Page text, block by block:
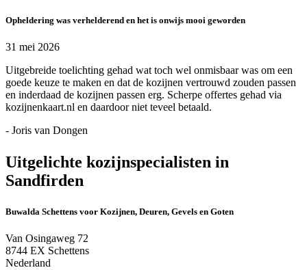
Opheldering was verhelderend en het is onwijs mooi geworden
31 mei 2026
Uitgebreide toelichting gehad wat toch wel onmisbaar was om een
goede keuze te maken en dat de kozijnen vertrouwd zouden passen
en inderdaad de kozijnen passen erg. Scherpe offertes gehad via
kozijnenkaart.nl en daardoor niet teveel betaald.
- Joris van Dongen
Uitgelichte kozijnspecialisten in
Sandfirden
Buwalda Schettens voor Kozijnen, Deuren, Gevels en Goten
Van Osingaweg 72
8744 EX Schettens
Nederland